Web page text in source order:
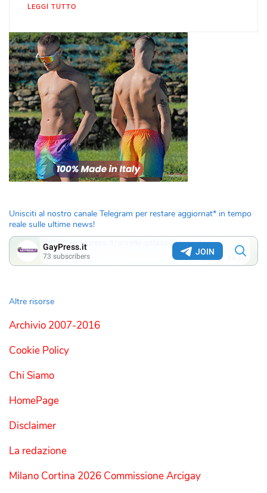
LEGGI TUTTO
Unisciti al nostro canale Telegram per restare aggiornat* in tempo
reale sulle ultime news!
Altre risorse
Archivio 2007-2016
Cookie Policy
Chi Siamo
HomePage
Disclaimer
La redazione
Milano Cortina 2026 Commissione Arcigay